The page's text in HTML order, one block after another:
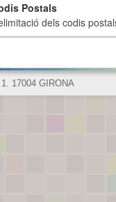
Postals
dels codis
17004 GIRONA